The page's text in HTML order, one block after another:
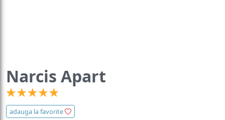
Narcis Apart
adauga la favorite